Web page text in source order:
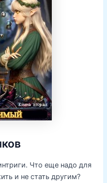
Что еще надо для
и не стать другим?